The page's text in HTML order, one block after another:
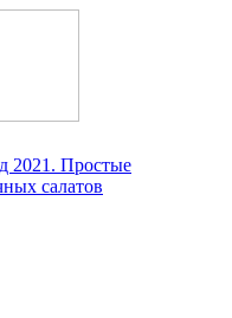
2021. Простые
салатов